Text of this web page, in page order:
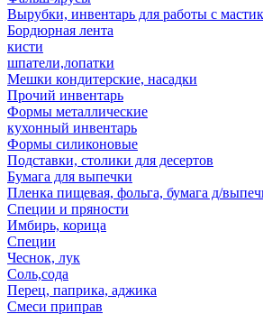
Вырубки, инвентарь для работы с
Бордюрная лента
кисти
шпатели,лопатки
Мешки кондитерские, насадки
Прочий инвентарь
Формы металлические
кухонный инвентарь
Формы силиконовые
Подставки, столики для десертов
Бумага для выпечки
Пленка пищевая, фольга, бумага д/
Специи и пряности
Имбирь, корица
Специи
Чеснок, лук
Соль,сода
Перец, паприка, аджика
Смеси приправ